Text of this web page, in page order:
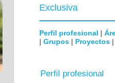
Exclusiva
Perfil profesional |
| Grupos | Proyectos
Perfil profesional